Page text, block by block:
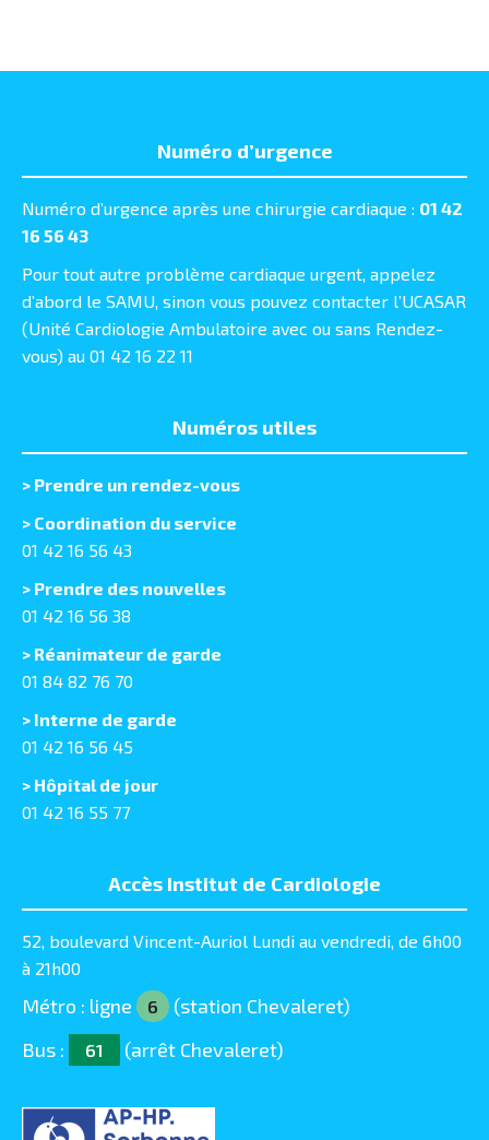
Numéro d’urgence
Numéro d’urgence après une chirurgie cardiaque : 01 42
16 56 43
Pour tout autre problème cardiaque urgent, appelez
d’abord le SAMU, sinon vous pouvez contacter l’UCASAR
(Unité Cardiologie Ambulatoire avec ou sans Rendez-
vous) au 01 42 16 22 11
Numéros utiles
> Prendre un rendez-vous
> Coordination du service
01 42 16 56 43
> Prendre des nouvelles
01 42 16 56 38
> Réanimateur de garde
01 84 82 76 70
> Interne de garde
01 42 16 56 45
> Hôpital de jour
01 42 16 55 77
Accès Institut de Cardiologie
52, boulevard Vincent-Auriol Lundi au vendredi, de 6h00
à 21h00
Métro : ligne 6
(station Chevaleret)
Bus :
61 (arrêt Chevaleret)